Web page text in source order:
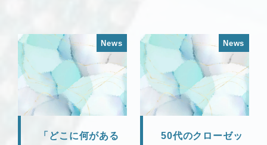
News
「どこに何がある
News
50代のクローゼッ